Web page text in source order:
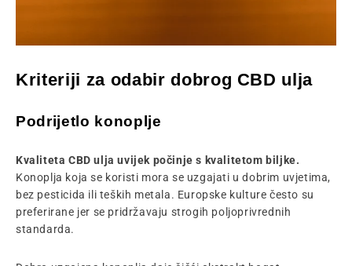
Kriteriji za odabir dobrog CBD ulja
Podrijetlo konoplje
Kvaliteta CBD ulja uvijek počinje s kvalitetom biljke.
Konoplja koja se koristi mora se uzgajati u dobrim uvjetima,
bez pesticida ili teških metala. Europske kulture često su
preferirane jer se pridržavaju strogih poljoprivrednih
standarda.